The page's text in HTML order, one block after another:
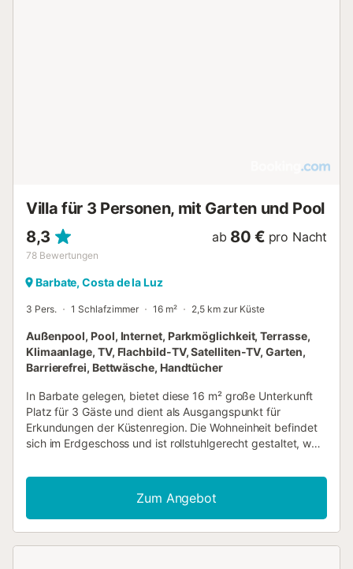
Villa für 3 Personen, mit Garten und Pool
8,3
78 Bewertungen
ab 80 € pro Nacht
Barbate, Costa de la Luz
3 Pers. 1 Schlafzimmer 16 m² 2,5 km zur Küste
Außenpool, Pool, Internet, Parkmöglichkeit, Terrasse,
Klimaanlage, TV, Flachbild-TV, Satelliten-TV, Garten,
Barrierefrei, Bettwäsche, Handtücher
In Barbate gelegen, bietet diese 16 m² große Unterkunft
Platz für 3 Gäste und dient als Ausgangspunkt für
Erkundungen der Küstenregion. Die Wohneinheit befindet
sich im Erdgeschoss und ist rollstuhlgerecht gestaltet, was
umfasst 1 Schlafzimmer mit einem Einzelbett, ein eigenes
Bad mit begehbarer Dusche sowie einen Wohnbereich mit
Flachbildfernseher, Satellitenempfang, Klimaanlage und
Heizung. Ein Kühlschrank steht zur Verfügung, und die
Zum Angebot